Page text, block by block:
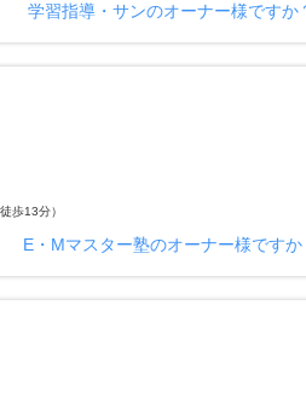
学習指導・サンのオーナー様ですか
歩13分）
E・Mマスター塾のオーナー様ですか